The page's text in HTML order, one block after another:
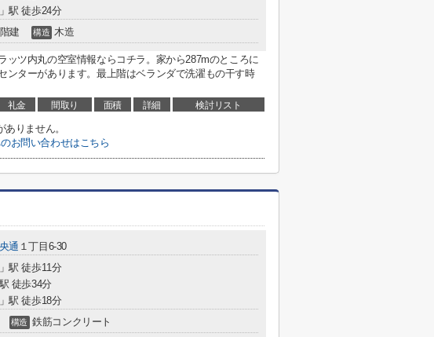
」駅 徒歩24分
建 構造 木造
ッツ内丸の空室情報ならコチラ。家から287mのところに
ンターがあります。最上階はベランダで洗濯もの干す時
礼金 間取り 面積 詳細 検討リスト
りません。
お問い合わせはこちら
通 １丁目6-30
」駅 徒歩11分
徒歩34分
」駅 徒歩18分
構造 鉄筋コンクリート